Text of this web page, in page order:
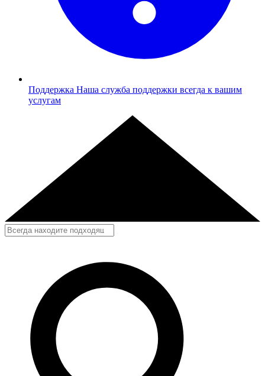
Поддержка Наша служба поддержки всегда к вашим
услугам